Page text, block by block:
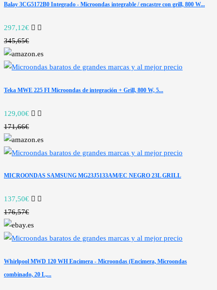
Balay 3CG5172B0 Integrado - Microondas integrable / encastre con grill, 800 W...
297,12€
345,65€
Teka MWE 225 FI Microondas de integración + Grill, 800 W, 5...
129,00€
171,66€
MICROONDAS SAMSUNG MG23J5133AM/EC NEGRO 23L GRILL
137,50€
176,57€
Whirlpool MWD 120 WH Encimera - Microondas (Encimera, Microondas
combinado, 20 L,...